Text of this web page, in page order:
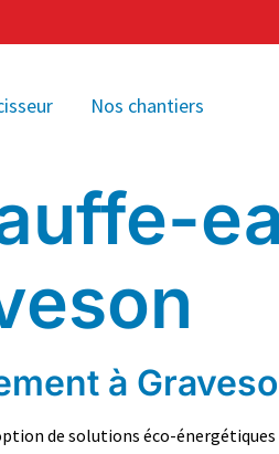
Nos chantiers
à
de solutions éco-